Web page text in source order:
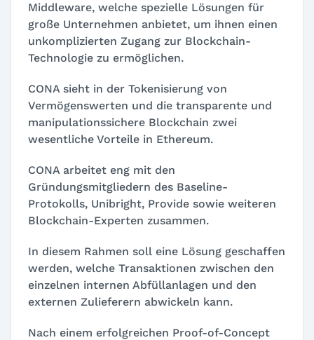
Middleware, welche spezielle Lösungen für
große Unternehmen anbietet, um ihnen einen
unkomplizierten Zugang zur Blockchain-
Technologie zu ermöglichen.
CONA sieht in der Tokenisierung von
Vermögenswerten und die transparente und
manipulationssichere Blockchain zwei
wesentliche Vorteile in Ethereum.
CONA arbeitet eng mit den
Gründungsmitgliedern des Baseline-
Protokolls, Unibright, Provide sowie weiteren
Blockchain-Experten zusammen.
In diesem Rahmen soll eine Lösung geschaffen
werden, welche Transaktionen zwischen den
einzelnen internen Abfüllanlagen und den
externen Zulieferern abwickeln kann.
Nach einem erfolgreichen Proof-of-Concept